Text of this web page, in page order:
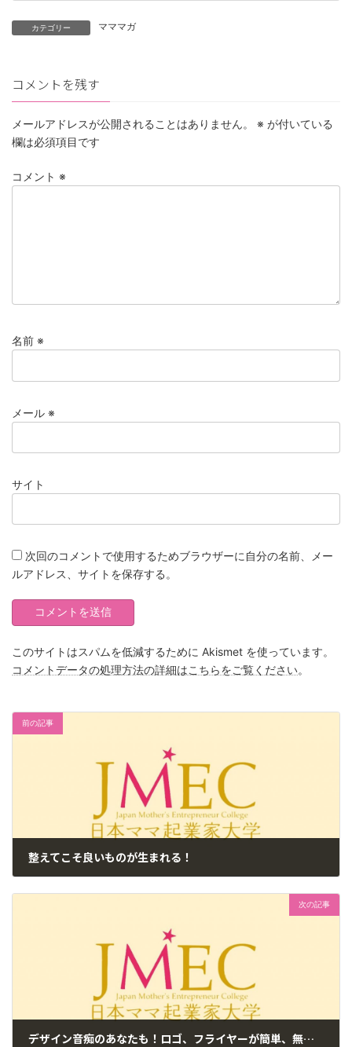
カテゴリー マママガ
コメントを残す
メールアドレスが公開されることはありません。 ※ が付いている
欄は必須項目です
コメント ※
名前 ※
メール ※
サイト
次回のコメントで使用するためブラウザーに自分の名前、メー
ルアドレス、サイトを保存する。
このサイトはスパムを低減するために Akismet を使っています。
コメントデータの処理方法の詳細はこちらをご覧ください。
前の記事
整えてこそ良いものが生まれる！
次の記事
デザイン音痴のあなたも！ロゴ、フライヤーが簡単、無料で出来ちゃいます！